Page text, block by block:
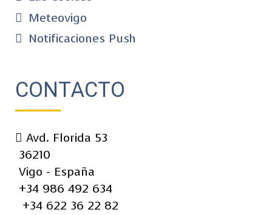
Meteovigo
Notificaciones Push
CONTACTO
Avd. Florida 53
36210
Vigo - España
+34 986 492 634
+34 622 36 22 82